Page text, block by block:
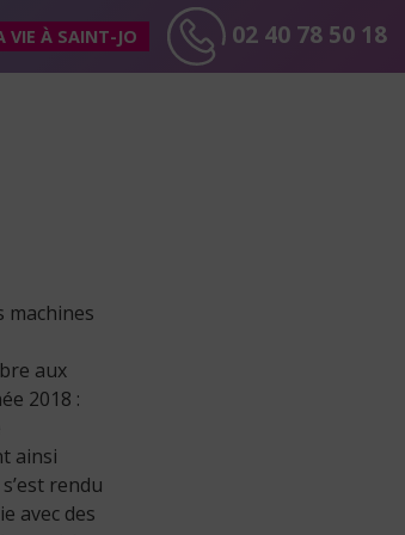
VIE À SAINT-JO 02 40 78 50 18
machines
aux
2018 :
ainsi
rendu
avec des